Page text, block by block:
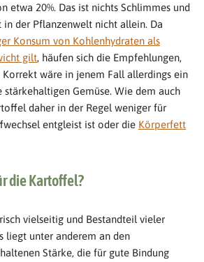
etwa 20%. Das ist nichts Schlimmes und
der Pflanzenwelt nicht allein. Da
Konsum von Kohlenhydraten als
gilt, häufen sich die Empfehlungen,
wäre in jenem Fall allerdings ein
Gemüse. Wie dem auch
daher in der Regel weniger für
entgleist ist oder die Körperfett
die Kartoffel?
vielseitig und Bestandteil vieler
liegt unter anderem an den
Stärke, die für gute Bindung